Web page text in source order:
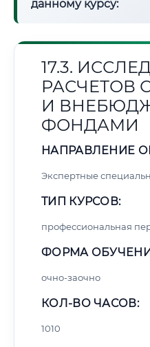
данному курсу:
17.3.
РАСЧЕТОВ
И
ФОНДАМИ
НАПРАВЛЕНИЕ
Экспертные
ТИП КУРСОВ:
профессиональная
ФОРМА
очно-заочно
КОЛ-ВО ЧАСОВ:
1010